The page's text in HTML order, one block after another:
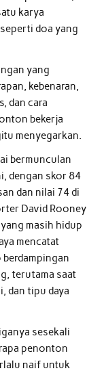
karya
doa yang
yang
kebenaran,
dan cara
bekerja
menyegarkan.
bermunculan
dengan skor 84
dan nilai 74 di
David Rooney
masih hidup
mencatat
terutama saat
dan tipu daya
sesekali
penonton
naif untuk